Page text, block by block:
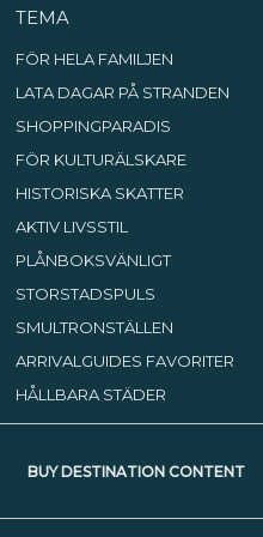
TEMA
FÖR HELA FAMILJEN
LATA DAGAR PÅ STRANDEN
SHOPPINGPARADIS
FÖR KULTURÄLSKARE
HISTORISKA SKATTER
AKTIV LIVSSTIL
PLÅNBOKSVÄNLIGT
STORSTADSPULS
SMULTRONSTÄLLEN
ARRIVALGUIDES FAVORITER
HÅLLBARA STÄDER
BUY DESTINATION CONTENT